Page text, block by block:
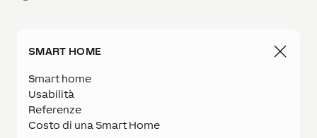
SMART HOME
Smart home
Usabilità
Referenze
Costo di una Smart Home